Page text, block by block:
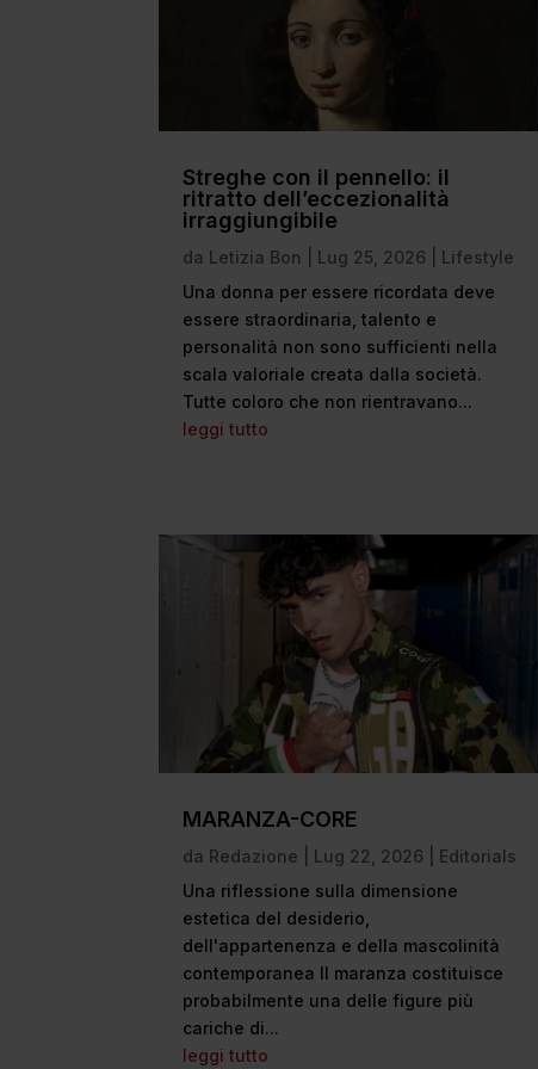
Streghe con il pennello: il
ritratto dell’eccezionalità
irraggiungibile
da Letizia Bon Lug 25, 2026
Lifestyle
Una donna per essere ricordata deve
essere straordinaria, talento e
personalità non sono sufficienti nella
scala valoriale creata dalla società.
Tutte coloro che non rientravano...
leggi tutto
MARANZA-CORE
da Redazione Lug 22, 2026
Editorials
Una riflessione sulla dimensione
estetica del desiderio,
dell'appartenenza e della mascolinità
contemporanea Il maranza costituisce
probabilmente una delle figure più
cariche di...
leggi tutto